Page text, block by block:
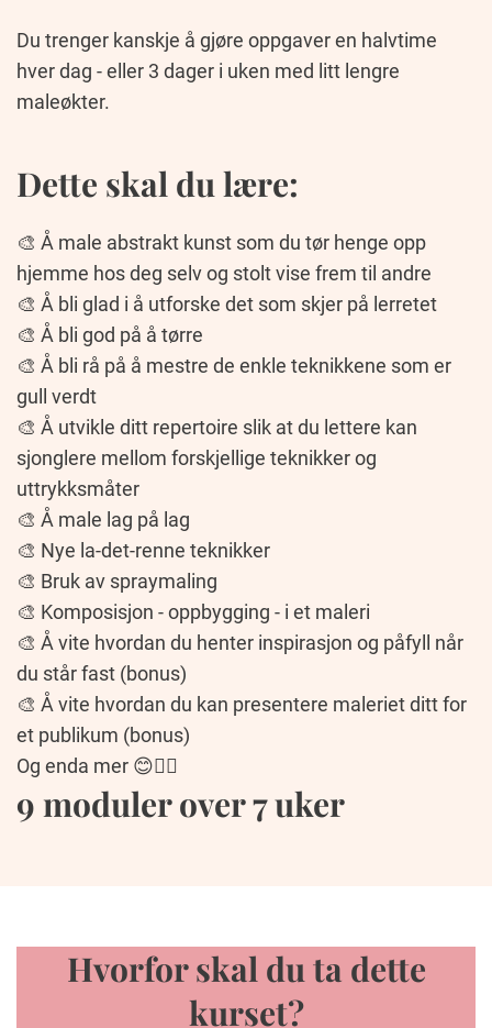
Du trenger kanskje å gjøre oppgaver en halvtime
hver dag - eller 3 dager i uken med litt lengre
maleøkter.
Dette skal du lære:
🎨 Å male abstrakt kunst som du tør henge opp
hjemme hos deg selv og stolt vise frem til andre
🎨 Å bli glad i å utforske det som skjer på lerretet
🎨 Å bli god på å tørre
🎨 Å bli rå på å mestre de enkle teknikkene som er
gull verdt
🎨 Å utvikle ditt repertoire slik at du lettere kan
sjonglere mellom forskjellige teknikker og
uttrykksmåter
🎨 Å male lag på lag
🎨 Nye la-det-renne teknikker
🎨 Bruk av spraymaling
🎨 Komposisjon - oppbygging - i et maleri
🎨 Å vite hvordan du henter inspirasjon og påfyll når
du står fast (bonus)
🎨 Å vite hvordan du kan presentere maleriet ditt for
et publikum (bonus)
Og enda mer 😊🙋‍♀️
9 moduler over 7 uker
Hvorfor skal du ta dette
kurset?